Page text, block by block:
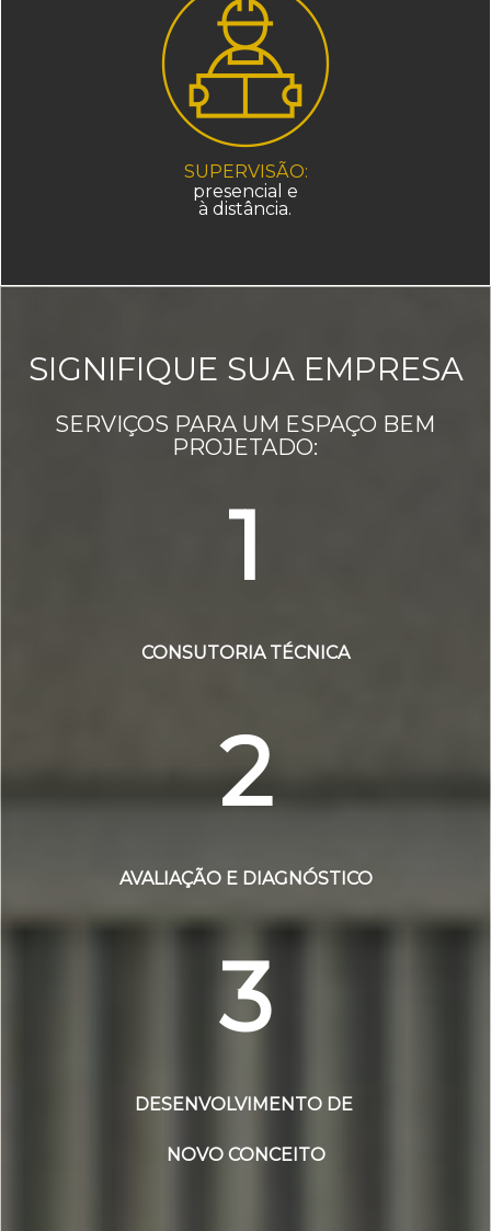
SUPERVISÃO:
presencial e
à distância.
SIGNIFIQUE SUA EMPRESA
SERVIÇOS PARA UM ESPAÇO BEM
PROJETADO:
1
CONSUTORIA TÉCNICA
2
AVALIAÇÃO E DIAGNÓSTICO
3
DESENVOLVIMENTO DE
NOVO CONCEITO